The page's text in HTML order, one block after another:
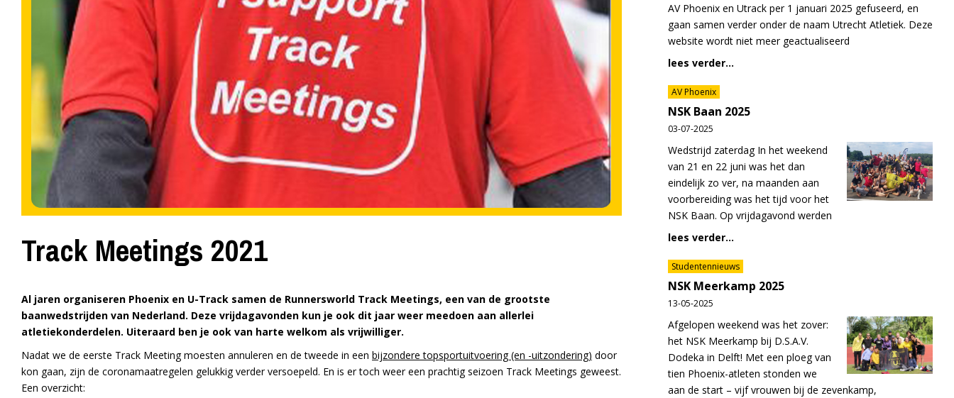
Track Meetings 2021
Al jaren organiseren Phoenix en U-Track samen de Runnersworld Track Meetings, een van de grootste
baanwedstrijden van Nederland. Deze vrijdagavonden kun je ook dit jaar weer meedoen aan allerlei
atletiekonderdelen. Uiteraard ben je ook van harte welkom als vrijwilliger.
Nadat we de eerste Track Meeting moesten annuleren en de tweede in een bijzondere topsportuitvoering (en -uitzondering) door
kon gaan, zijn de coronamaatregelen gelukkig verder versoepeld. En is er toch weer een prachtig seizoen Track Meetings geweest.
Een overzicht:
AV Phoenix en Utrack per 1 januari 2025 gefuseerd, en
gaan samen verder onder de naam Utrecht Atletiek. Deze
website wordt niet meer geactualiseerd
lees verder...
AV Phoenix
NSK Baan 2025
03-07-2025
Wedstrijd zaterdag In het weekend
van 21 en 22 juni was het dan
eindelijk zo ver, na maanden aan
voorbereiding was het tijd voor het
NSK Baan. Op vrijdagavond werden
lees verder...
Studentennieuws
NSK Meerkamp 2025
13-05-2025
Afgelopen weekend was het zover:
het NSK Meerkamp bij D.S.A.V.
Dodeka in Delft! Met een ploeg van
tien Phoenix-atleten stonden we
aan de start – vijf vrouwen bij de zevenkamp,